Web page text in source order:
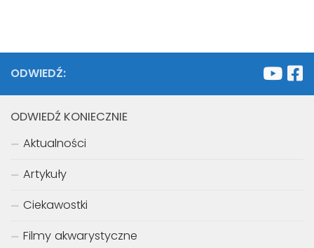
ODWIEDŹ:
ODWIEDŹ KONIECZNIE
Aktualności
Artykuły
Ciekawostki
Filmy akwarystyczne